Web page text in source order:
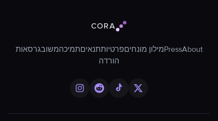
לוגו Cora
CORA
About
Pressמילון מונחיםפרטיותתנאיםתמיכהמשובגרסאות
הורדה